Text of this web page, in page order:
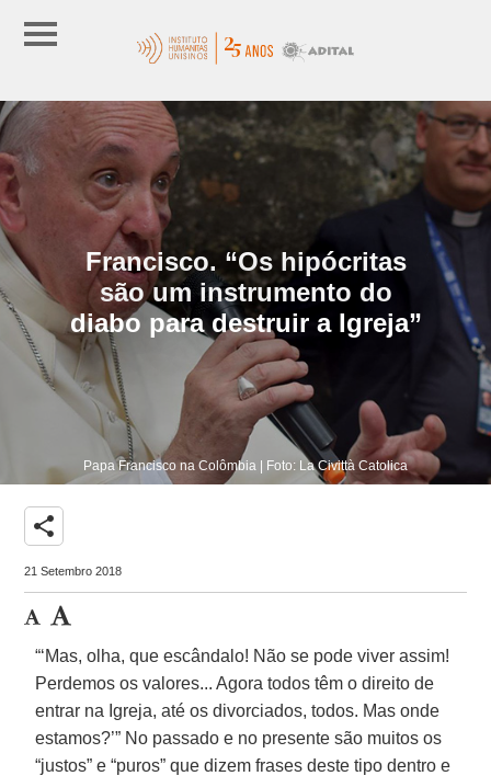
Francisco. “Os hipócritas
são um instrumento do
diabo para destruir a Igreja”
Papa Francisco na Colômbia | Foto: La Civittà Catolica
share
21 Setembro 2018
“‘Mas, olha, que escândalo! Não se pode viver assim!
Perdemos os valores... Agora todos têm o direito de
entrar na Igreja, até os divorciados, todos. Mas onde
estamos?’” No passado e no presente são muitos os
“justos” e “puros” que dizem frases deste tipo dentro e